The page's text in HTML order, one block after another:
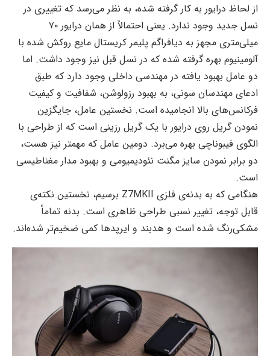
از لحاظ درایور به کار گرفته شده، به نظر می‌رسد که تغییری در
نسل جدید وجود ندارد. یعنی احتمالاً از همان درایور ۷۰
میلی‌متری مجهز به دیافراگم پلیمر کریستال مایع روکش شده با
آلومینیوم بهره گرفته شده که در نسل قبل نیز وجود داشت. اما
دو عامل بهبود یافته در مهندسی داخلی وجود دارد که طبق
ادعای مهندسان سونی، به بهبود رزولوشن، شفافیت و کیفیت
فرکانس‌های بالا انجامیده است. نخستین عامل، جایگزین
نمودن گریل‌ روی درایور با یک گریل رزینی است که از طراحی با
الگوی فیبوناچی بهره می‌برد. دومین عامل که مهمتر نیز هست،
دو برابر نمودن سایز مگنت نئودیمیومی و بهبود مدار مغناطیسی
است.
هنگامی که به بدنه‌ی فلزی Z7MKII برسیم، نخستین نکته‌ی
قابل توجه، تغییر نسبی طراحی ظاهری است. بدنه تماماً
مشکی‌رنگ شده است و هدبند و ایرپدها کمی ضخیم‌تر شده‌اند.